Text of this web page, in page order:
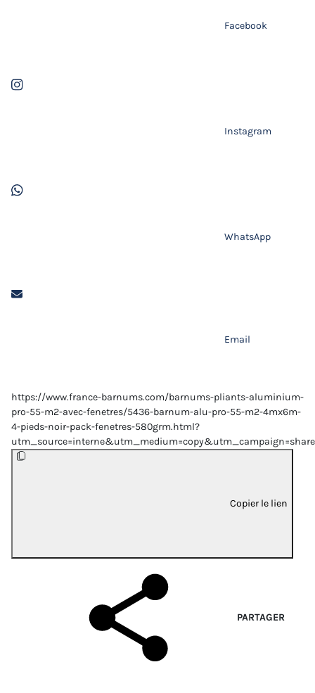
Facebook
Instagram
WhatsApp
Email
https://www.france-barnums.com/barnums-pliants-aluminium-
pro-55-m2-avec-fenetres/5436-barnum-alu-pro-55-m2-4mx6m-
4-pieds-noir-pack-fenetres-580grm.html?
Copier le lien
PARTAGER